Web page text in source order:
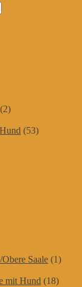
(2)
(53)
Saale (1)
mit Hund (18)